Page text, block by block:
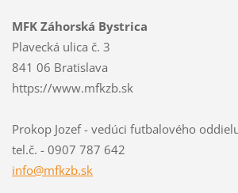
MFK Záhorská Bystrica
Plavecká ulica č. 3
841 06 Bratislava
https://www.mfkzb.sk
Prokop Jozef - vedúci futbalového
tel.č. - 0907 787 642
info@mfkzb.sk